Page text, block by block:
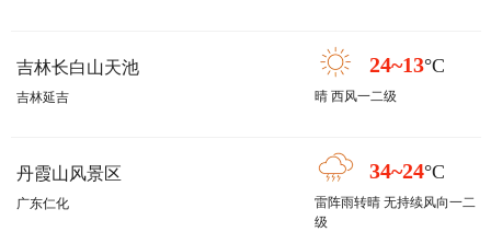
吉林长白山天池
吉林延吉
24~13°C
晴 西风一二级
丹霞山风景区
广东仁化
34~24°C
雷阵雨转晴 无持续风向一二
级